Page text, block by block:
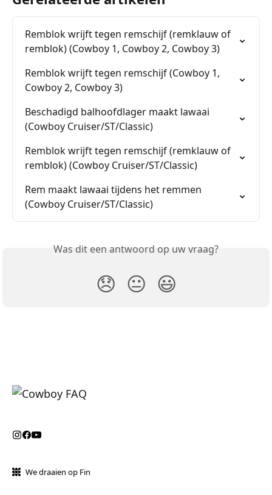
Remblok wrijft tegen remschijf (remklauw of
remblok) (Cowboy 1, Cowboy 2, Cowboy 3)
Remblok wrijft tegen remschijf (Cowboy 1,
Cowboy 2, Cowboy 3)
Beschadigd balhoofdlager maakt lawaai
(Cowboy Cruiser/ST/Classic)
Remblok wrijft tegen remschijf (remklauw of
remblok) (Cowboy Cruiser/ST/Classic)
Rem maakt lawaai tijdens het remmen
(Cowboy Cruiser/ST/Classic)
Was dit een antwoord op uw vraag?
😞 😐 😃
We draaien op Fin